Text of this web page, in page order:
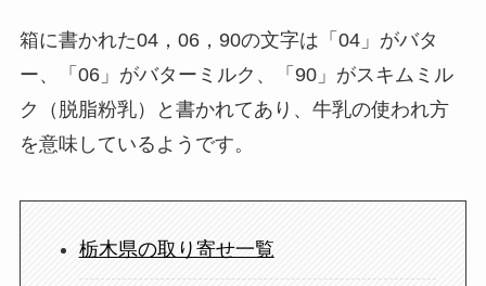
箱に書かれた04，06，90の文字は「04」がバタ
ー、「06」がバターミルク、「90」がスキムミル
ク（脱脂粉乳）と書かれてあり、牛乳の使われ方
を意味しているようです。
栃木県の取り寄せ一覧